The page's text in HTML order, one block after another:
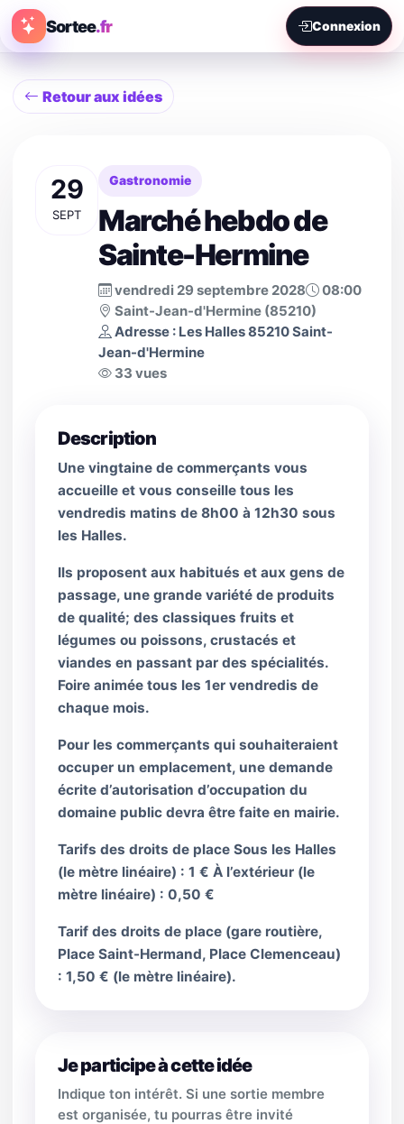
Sortee.fr Connexion
Retour aux idées
29
SEPT
Gastronomie
Marché hebdo de
Sainte-Hermine
vendredi 29 septembre 2028
08:00
Saint-Jean-d'Hermine (85210)
Adresse : Les Halles 85210 Saint-
Jean-d'Hermine
33 vues
Description
Une vingtaine de commerçants vous
accueille et vous conseille tous les
vendredis matins de 8h00 à 12h30 sous
les Halles.
Ils proposent aux habitués et aux gens de
passage, une grande variété de produits
de qualité; des classiques fruits et
légumes ou poissons, crustacés et
viandes en passant par des spécialités.
Foire animée tous les 1er vendredis de
chaque mois.
Pour les commerçants qui souhaiteraient
occuper un emplacement, une demande
écrite d’autorisation d’occupation du
domaine public devra être faite en mairie.
Tarifs des droits de place Sous les Halles
(le mètre linéaire) : 1 € À l’extérieur (le
mètre linéaire) : 0,50 €
Tarif des droits de place (gare routière,
Place Saint-Hermand, Place Clemenceau)
: 1,50 € (le mètre linéaire).
Je participe à cette idée
Indique ton intérêt. Si une sortie membre
est organisée, tu pourras être invité